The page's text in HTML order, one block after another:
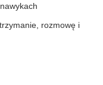
rozmowę i